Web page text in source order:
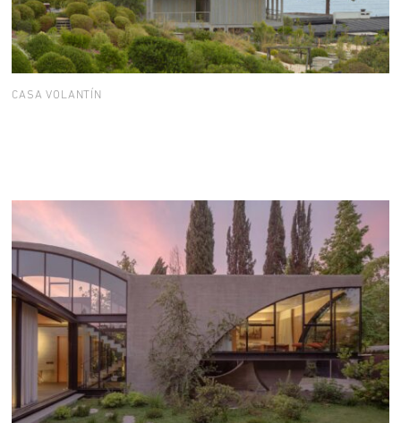
CASA VOLANTÍN